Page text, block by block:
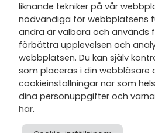
Jag har tagit del av
personuppgifts- och
integritetspolicyoch tar
av nyheter, hälsotips
erbjudanden via min e-
liknande tekniker på vår
nödvändiga för webbplatsens
andra är valbara och används
förbättra upplevelsen och
webbplatsen. Du kan själv
som placeras i din webbläsare
cookieinställningar när som
dina personuppgifter och
här.